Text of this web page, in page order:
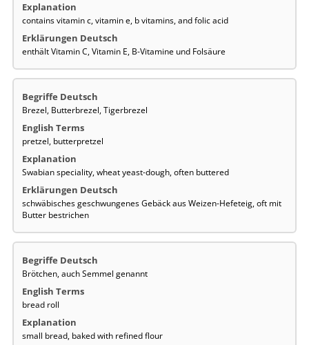
contains vitamin c, vitamin e, b vitamins, and folic acid
enthält Vitamin C, Vitamin E, B-Vitamine und Folsäure
Brezel, Butterbrezel, Tigerbrezel
pretzel, butterpretzel
Swabian speciality, wheat yeast-dough, often buttered
schwäbisches geschwungenes Gebäck aus Weizen-Hefeteig, oft mit
Butter bestrichen
Brötchen, auch Semmel genannt
bread roll
small bread, baked with refined flour